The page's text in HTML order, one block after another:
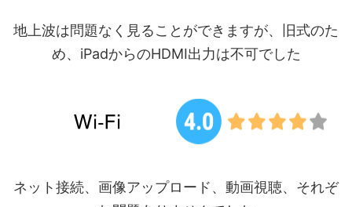
地上波は問題なく見ることができますが、旧式のた
め、iPadからのHDMI出力は不可でした
ネット接続、画像アップロード、動画視聴、それぞ